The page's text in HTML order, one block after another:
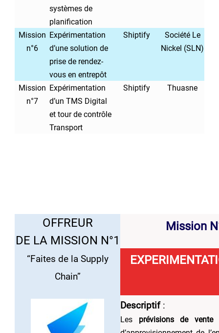
systèmes de
planification
Mission
n°6
Expérimentation
d’une solution de
prise de rendez-
vous en entrepôt
Shiptify
Société Le
Nickel (SLN)
Mission
n°7
Expérimentation
d’un TMS Digital
et tour de contrôle
Transport
Shiptify Thuasne
OFFREUR
DE LA MISSION N°1
“Faites de la Supply
Chain”
Mission
Descriptif :
Les prévisions de vente